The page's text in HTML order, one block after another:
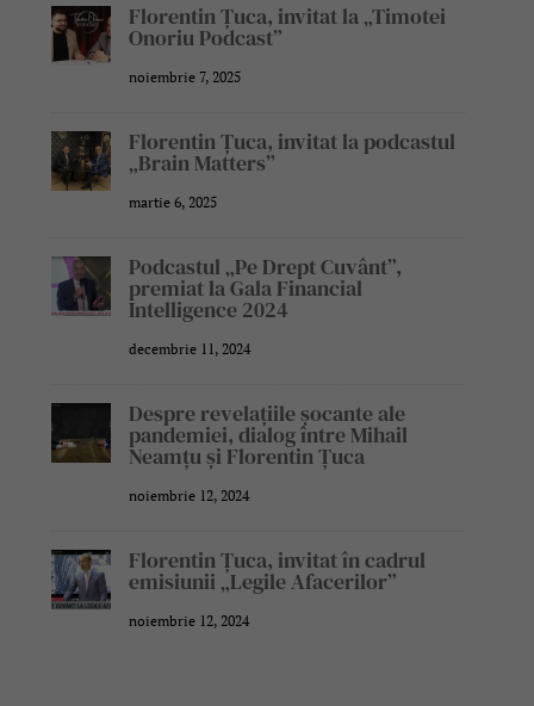
Florentin Țuca, invitat la „Timotei
Onoriu Podcast”
noiembrie 7, 2025
Florentin Țuca, invitat la podcastul
„Brain Matters”
martie 6, 2025
Podcastul „Pe Drept Cuvânt”,
premiat la Gala Financial
Intelligence 2024
decembrie 11, 2024
Despre revelațiile șocante ale
pandemiei, dialog între Mihail
Neamțu și Florentin Țuca
noiembrie 12, 2024
Florentin Țuca, invitat în cadrul
emisiunii „Legile Afacerilor”
noiembrie 12, 2024